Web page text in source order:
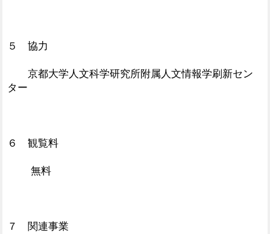
５ 協力
京都大学人文科学研究所附属人文情報学刷新セン
ター
６ 観覧料
無料
７ 関連事業